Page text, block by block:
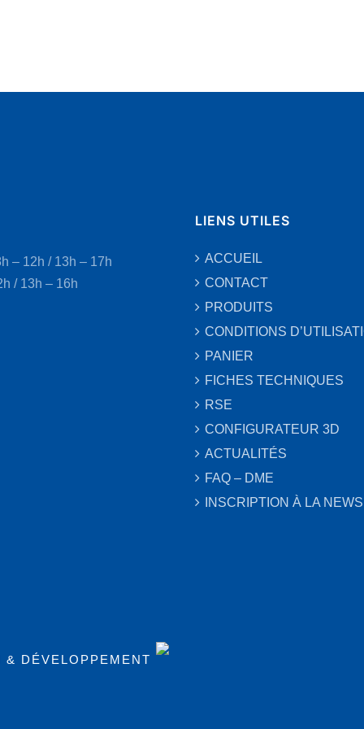
– 12h / 13h – 17h
/ 13h – 16h
LIENS UTILES
ACCUEIL
CONTACT
PRODUITS
CONDITIONS
PANIER
FICHES TECHNIQUES
RSE
CONFIGURATEUR 3D
ACTUALITÉS
FAQ – DME
INSCRIPTION À LA
& DÉVELOPPEMENT